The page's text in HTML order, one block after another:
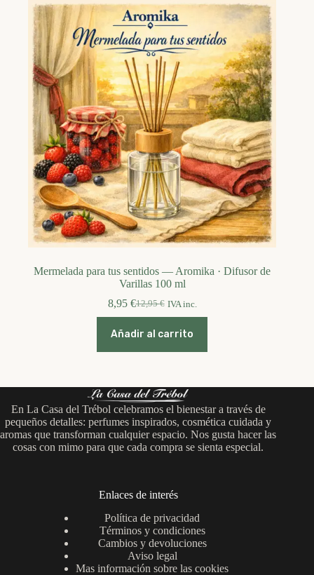
Mermelada para tus sentidos — Aromika · Difusor de
Varillas 100 ml
12,95€
El
original
8,95 €El
actual
IVA inc.
Añadir al carrito
En La Casa del Trébol celebramos el bienestar a través de
pequeños detalles: perfumes inspirados, cosmética cuidada y
aromas que transforman cualquier espacio. Nos gusta hacer las
cosas con mimo para que cada compra se sienta especial.
Enlaces de interés
Política de privacidad
Términos y condiciones
Cambios y devoluciones
Aviso legal
Mas información sobre las cookies